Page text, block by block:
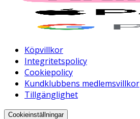
Köpvillkor
Integritetspolicy
Cookiepolicy
Kundklubbens medlemsvillkor
Tillgänglighet
Cookieinställningar